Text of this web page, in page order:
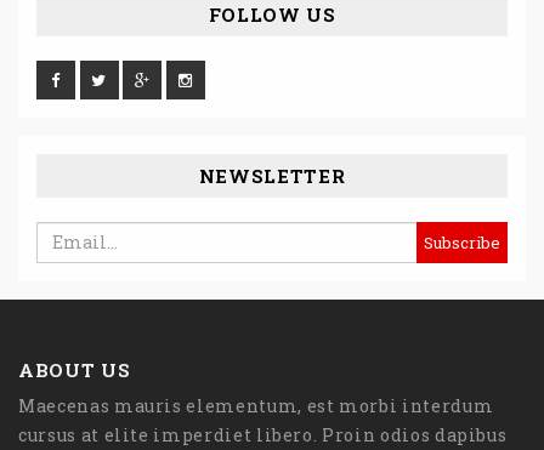
FOLLOW US
NEWSLETTER
ABOUT US
Maecenas mauris elementum, est morbi interdum
cursus at elite imperdiet libero. Proin odios dapibus